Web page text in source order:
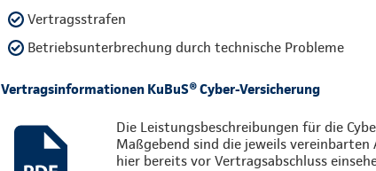
Vertragsstrafen
Betriebsunterbrechung durch technische Probleme
Vertragsinformationen KuBuS® Cyber-Versicherung
Die Leistungsbeschreibungen für die
Maßgebend sind die jeweils
hier bereits vor Vertragsabschluss